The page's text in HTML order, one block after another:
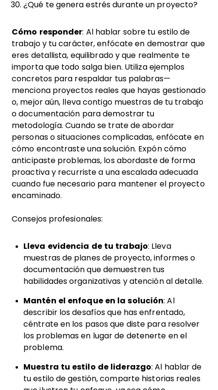
¿Qué te genera estrés durante un proyecto?
Cómo responder: Al hablar sobre tu estilo de
trabajo y tu carácter, enfócate en demostrar que
eres detallista, equilibrado y que realmente te
importa que todo salga bien. Utiliza ejemplos
concretos para respaldar tus palabras—
menciona proyectos reales que hayas gestionado
o, mejor aún, lleva contigo muestras de tu trabajo
o documentación para demostrar tu
metodología. Cuando se trate de abordar
personas o situaciones complicadas, enfócate en
cómo encontraste una solución. Expón cómo
anticipaste problemas, los abordaste de forma
proactiva y recurriste a una escalada adecuada
cuando fue necesario para mantener el proyecto
encaminado.
Consejos profesionales:
Lleva evidencia de tu trabajo: Lleva
muestras de planes de proyecto, informes o
documentación que demuestren tus
habilidades organizativas y atención al detalle.
Mantén el enfoque en la solución: Al
describir los desafíos que has enfrentado,
céntrate en los pasos que diste para resolver
los problemas en lugar de detenerte en el
problema.
Muestra tu estilo de liderazgo: Al hablar de
tu estilo de gestión, comparte historias reales